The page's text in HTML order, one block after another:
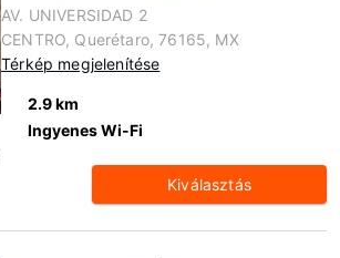
AV. UNIVERSIDAD 2
CENTRO, Querétaro, 76165, MX
Térkép megjelenítése
2.9 km
Ingyenes Wi-Fi
Kiválasztás